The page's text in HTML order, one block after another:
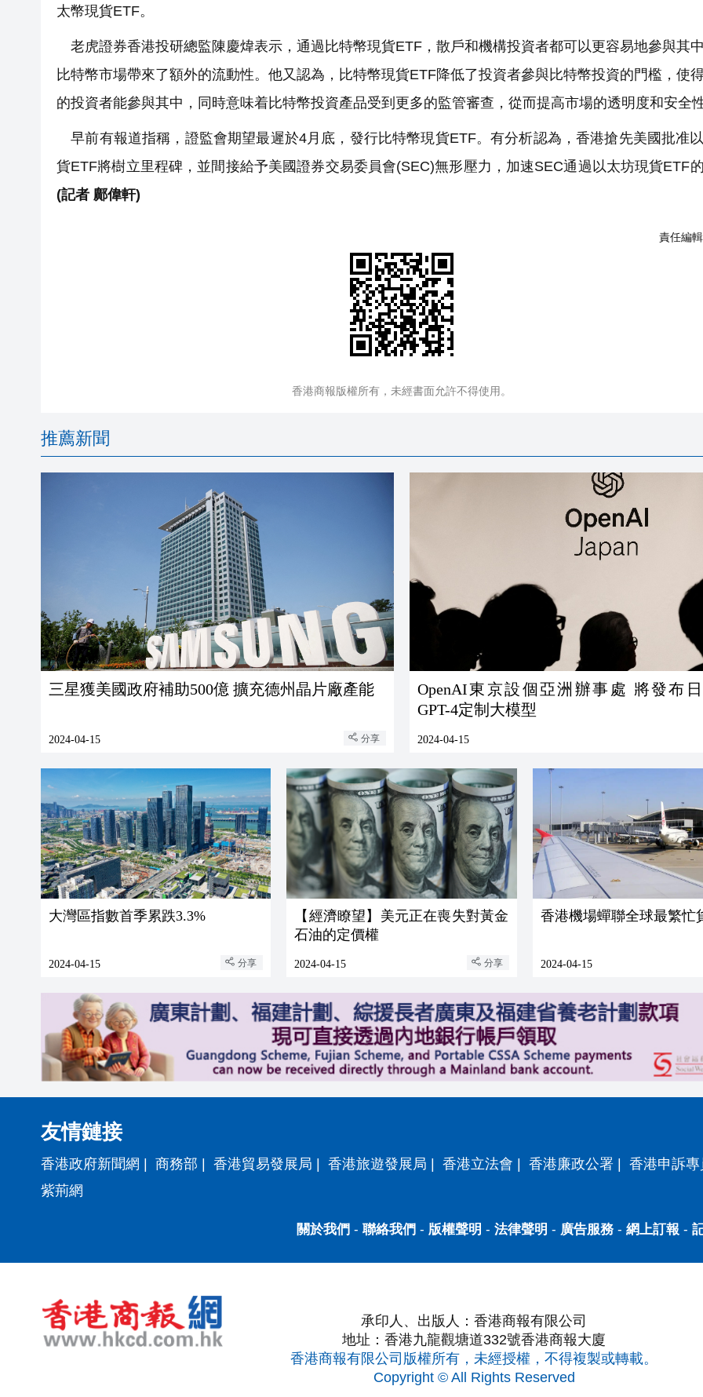
太幣現貨ETF。
老虎證券香港投研總監陳慶煒表示，通過比特幣現貨ETF，散戶和機構投資者都可以更容易地參與其
比特幣市場帶來了額外的流動性。他又認為，比特幣現貨ETF降低了投資者參與比特幣投資的門檻，使
的投資者能參與其中，同時意味着比特幣投資產品受到更多的監管審查，從而提高市場的透明度和安全
早前有報道指稱，證監會期望最遲於4月底，發行比特幣現貨ETF。有分析認為，香港搶先美國批准
貨ETF將樹立里程碑，並間接給予美國證券交易委員會(SEC)無形壓力，加速SEC通過以太坊現貨ETF
(記者 鄺偉軒)
責任編
香港商報版權所有，未經書面允許不得使用。
推薦新聞
三星獲美國政府補助500億 擴充德州晶片廠產能
2024-04-15 分享
OpenAI東京設個亞洲辦事處 將發布
GPT-4定制大模型
2024-04-15
大灣區指數首季累跌3.3%
2024-04-15 分享
【經濟瞭望】美元正在喪失對黃金
石油的定價權
2024-04-15 分享
香港機場蟬聯全球最繁忙
2024-04-15
友情鏈接
香港政府新聞網 商務部 香港貿易發展局 香港旅遊發展局 香港立法會 香港廉政公署
香港申訴
紫荊網
關於我們 - 聯絡我們 - 版權聲明 - 法律聲明 - 廣告服務- 網上訂報 -
承印人、出版人：香港商報有限公司
地址：香港九龍觀塘道332號香港商報大廈
香港商報有限公司版權所有，未經授權，不得複製或轉載。
Copyright © All Rights Reserved